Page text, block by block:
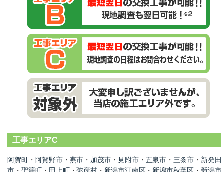
工事エリアC
阿賀町 ・ 阿賀野市 ・ 燕市 ・ 加茂市 ・ 見附市 ・ 五泉市 ・ 三条市 ・ 新発田
市 ・ 聖籠町 ・ 田上町 ・ 弥彦村 ・ 新潟市江南区 ・ 新潟市秋葉区 ・ 新潟